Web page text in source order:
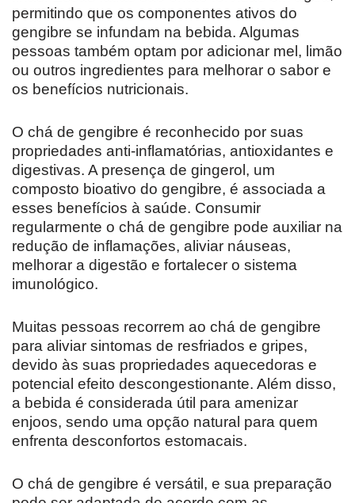
permitindo que os componentes ativos do
gengibre se infundam na bebida. Algumas
pessoas também optam por adicionar mel, limão
ou outros ingredientes para melhorar o sabor e
os benefícios nutricionais.
O chá de gengibre é reconhecido por suas
propriedades anti-inflamatórias, antioxidantes e
digestivas. A presença de gingerol, um
composto bioativo do gengibre, é associada a
esses benefícios à saúde. Consumir
regularmente o chá de gengibre pode auxiliar na
redução de inflamações, aliviar náuseas,
melhorar a digestão e fortalecer o sistema
imunológico.
Muitas pessoas recorrem ao chá de gengibre
para aliviar sintomas de resfriados e gripes,
devido às suas propriedades aquecedoras e
potencial efeito descongestionante. Além disso,
a bebida é considerada útil para amenizar
enjoos, sendo uma opção natural para quem
enfrenta desconfortos estomacais.
O chá de gengibre é versátil, e sua preparação